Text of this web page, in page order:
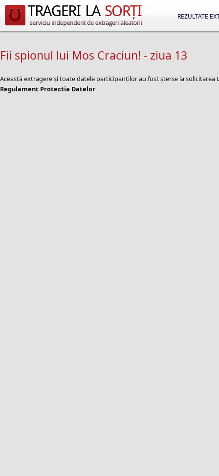
REZULTATE
Fii spionul lui Mos Craciun! - ziua 13
Această extragere și toate datele participanților au fost șterse la
Regulament Protectia Datelor